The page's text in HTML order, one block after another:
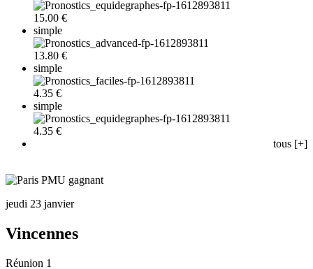
15.00 €
simple
13.80 €
simple
4.35 €
simple
4.35 €
tous [+]
jeudi 23 janvier
Vincennes
Réunion 1